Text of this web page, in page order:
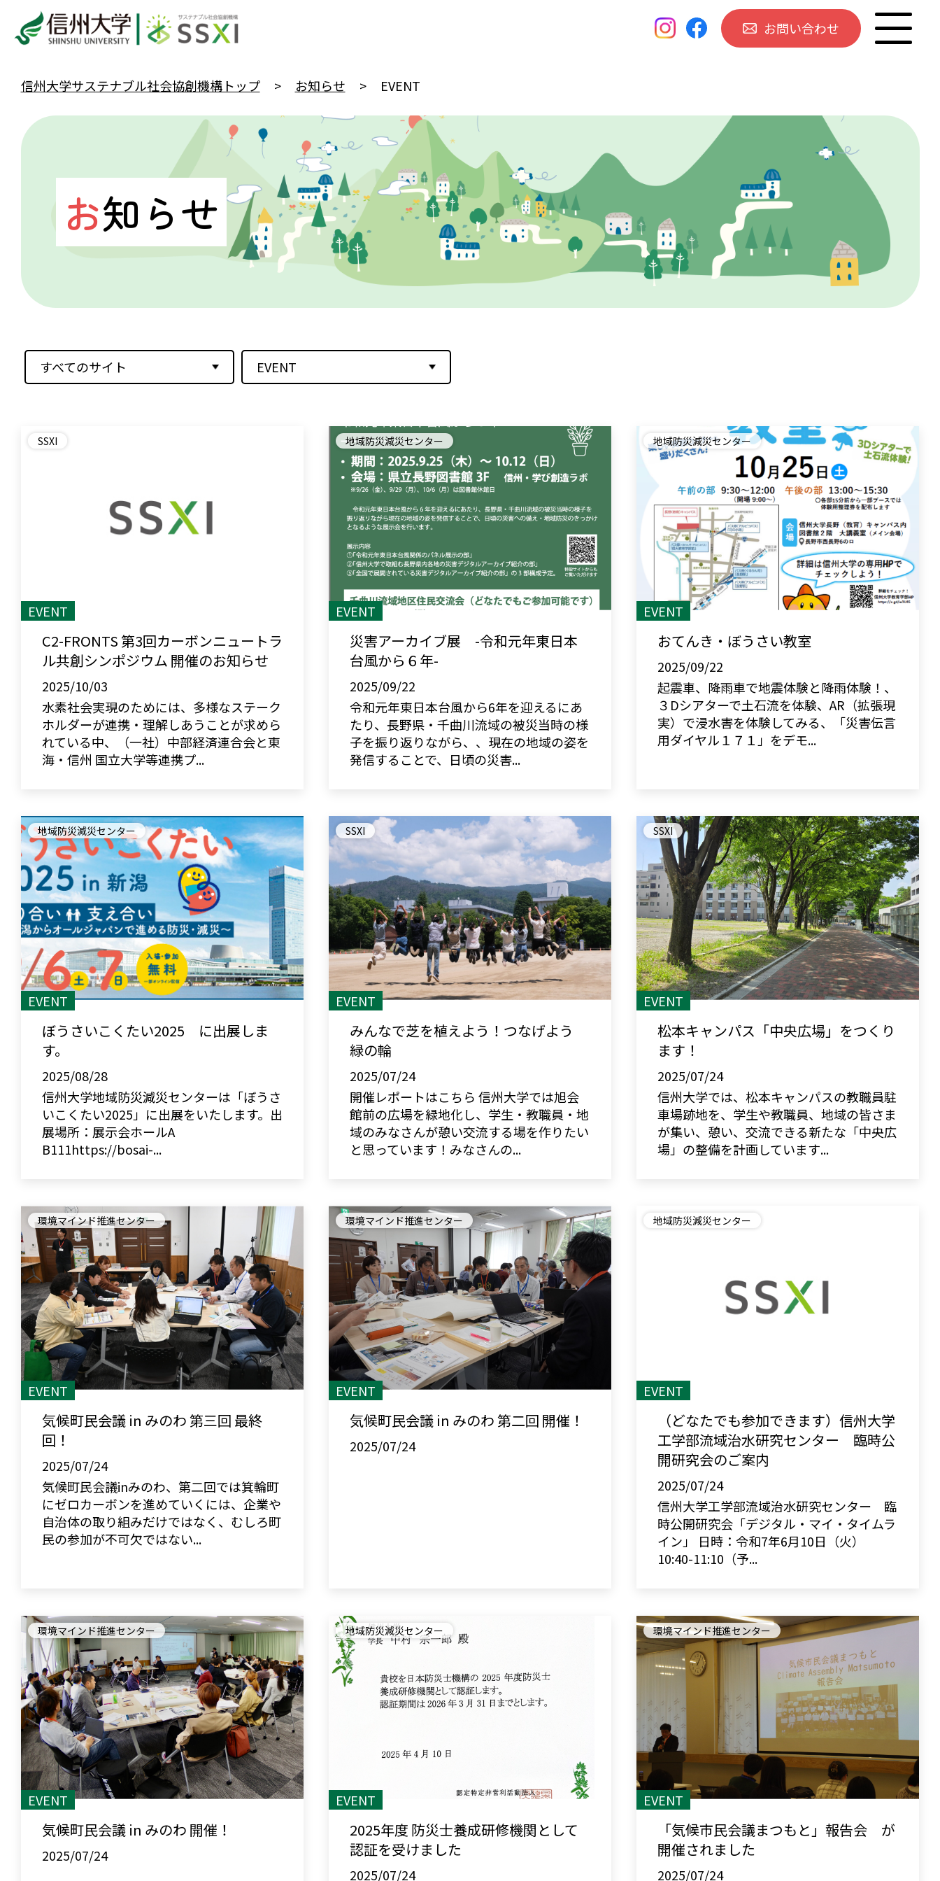
お問い合わせ
信州大学サステナブル社会協創機構トップ お知らせ EVENT
お知らせ
すべてのサイト EVENT
SSXI
EVENT
C2-FRONTS 第3回カーボンニュートラ
ル共創シンポジウム 開催のお知らせ
2025/10/03
水素社会実現のためには、多様なステーク
ホルダーが連携・理解しあうことが求めら
れている中、（一社）中部経済連合会と東
海・信州 国立大学等連携プ...
地域防災減災センター
EVENT
災害アーカイブ展 -令和元年東日本
台風から６年-
2025/09/22
令和元年東日本台風から6年を迎えるにあ
たり、長野県・千曲川流域の被災当時の様
子を振り返りながら、、現在の地域の姿を
発信することで、日頃の災害...
地域防災減災センター
EVENT
おてんき・ぼうさい教室
2025/09/22
起震車、降雨車で地震体験と降雨体験！、
３Dシアターで土石流を体験、AR（拡張現
実）で浸水害を体験してみる、「災害伝言
用ダイヤル１７１」をデモ...
地域防災減災センター
EVENT
ぼうさいこくたい2025 に出展しま
す。
2025/08/28
信州大学地域防災減災センターは「ぼうさ
いこくたい2025」に出展をいたします。出
展場所：展示会ホールA
B111https://bosai-...
SSXI
EVENT
みんなで芝を植えよう！つなげよう
緑の輪
2025/07/24
開催レポートはこちら 信州大学では旭会
館前の広場を緑地化し、学生・教職員・地
域のみなさんが憩い交流する場を作りたい
と思っています！みなさんの...
SSXI
EVENT
松本キャンパス「中央広場」をつくり
ます！
2025/07/24
信州大学では、松本キャンパスの教職員駐
車場跡地を、学生や教職員、地域の皆さま
が集い、憩い、交流できる新たな「中央広
場」の整備を計画しています...
環境マインド推進センター
EVENT
気候町民会議 in みのわ 第三回 最終
回！
2025/07/24
気候町民会議inみのわ、第二回では箕輪町
にゼロカーボンを進めていくには、企業や
自治体の取り組みだけではなく、むしろ町
民の参加が不可欠ではない...
環境マインド推進センター
EVENT
気候町民会議 in みのわ 第二回 開催！
2025/07/24
地域防災減災センター
EVENT
（どなたでも参加できます）信州大学
工学部流域治水研究センター 臨時公
開研究会のご案内
2025/07/24
信州大学工学部流域治水研究センター 臨
時公開研究会「デジタル・マイ・タイムラ
イン」 日時：令和7年6月10日（火）
10:40-11:10（予...
環境マインド推進センター
EVENT
気候町民会議 in みのわ 開催！
2025/07/24
地域防災減災センター
EVENT
2025年度 防災士養成研修機関として
認証を受けました
2025/07/24
環境マインド推進センター
EVENT
「気候市民会議まつもと」報告会 が
開催されました
2025/07/24